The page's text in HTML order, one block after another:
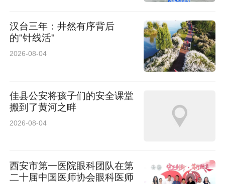
汉台三年：井然有序背后
的"针线活"
2026-08-04
佳县公安将孩子们的安全课堂
搬到了黄河之畔
2026-08-04
西安市第一医院眼科团队在第
二十届中国医师协会眼科医师